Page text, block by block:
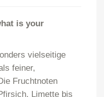
is your
vielseitige
feiner,
Fruchtnoten
Limette bis